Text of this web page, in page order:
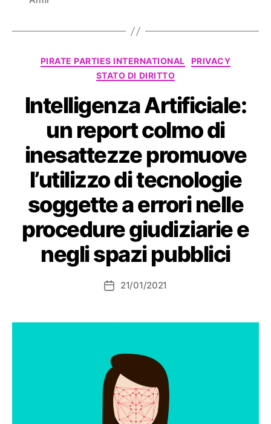
Categorie
PIRATE PARTIES INTERNATIONAL
PRIVACY
STATO DI DIRITTO
Intelligenza Artificiale:
un report colmo di
inesattezze promuove
l’utilizzo di tecnologie
soggette a errori nelle
procedure giudiziarie e
negli spazi pubblici
Data21/01/2021